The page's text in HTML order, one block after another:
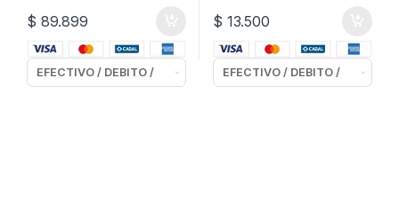
$ 89.899 $ 13.500